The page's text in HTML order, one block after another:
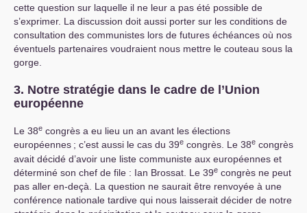
cette question sur laquelle il ne leur a pas été possible de
s’exprimer. La discussion doit aussi porter sur les conditions de
consultation des communistes lors de futures échéances où nos
éventuels partenaires voudraient nous mettre le couteau sous la
gorge.
3. Notre stratégie dans le cadre de l’Union
européenne
Le 38e congrès a eu lieu un an avant les élections
européennes ; c’est aussi le cas du 39e congrès. Le 38e congrès
avait décidé d’avoir une liste communiste aux européennes et
déterminé son chef de file : Ian Brossat. Le 39e congrès ne peut
pas aller en-deçà. La question ne saurait être renvoyée à une
conférence nationale tardive qui nous laisserait décider de notre